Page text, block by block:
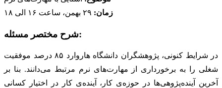
زمان:
شرح مختصر مسئله:
در شرایط کنونی، پژوهشگران دانشگاه هاروارد ۸۵ درصد موفقیت
شغلی را به برخورداری از مهارت‌های نرم مرتبط می‌دانند. بنا بر
آخرین آینده‌پژوهی‌ها در حوزه‌ی کار، آینده‌ی کار در اختیار کسانی